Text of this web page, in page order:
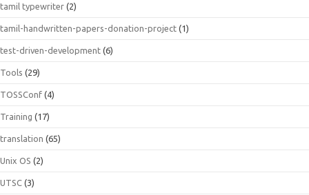
tamil typewriter (2)
tamil-handwritten-papers-donation-project (1)
test-driven-development (6)
Tools (29)
TOSSConf (4)
Training (17)
translation (65)
Unix OS (2)
UTSC (3)